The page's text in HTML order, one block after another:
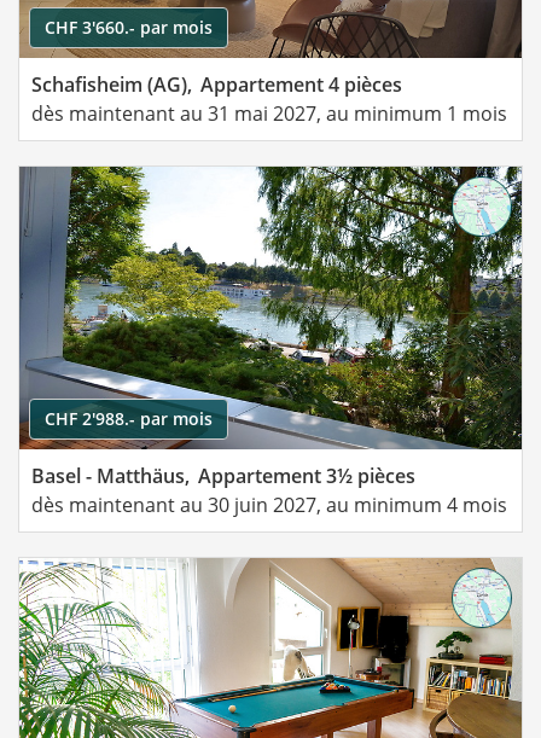
CHF 3'660.- par mois
Schafisheim (AG), Appartement 4 pièces
dès maintenant au 31 mai 2027, au minimum 1 mois
CHF 2'988.- par mois
Basel - Matthäus, Appartement 3½ pièces
dès maintenant au 30 juin 2027, au minimum 4 mois